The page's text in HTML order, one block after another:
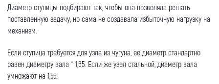
Диаметр ступицы подбирают так, чтобы она позволяла решать
поставленную задачу, но сама не создавала избыточную нагрузку на
механизм.
Если ступица требуется для узла из чугуна, ее диаметр стандартно
равен диаметру вала * 1,65. Если же узел стальной, диаметр вала
умножают на 1,55.